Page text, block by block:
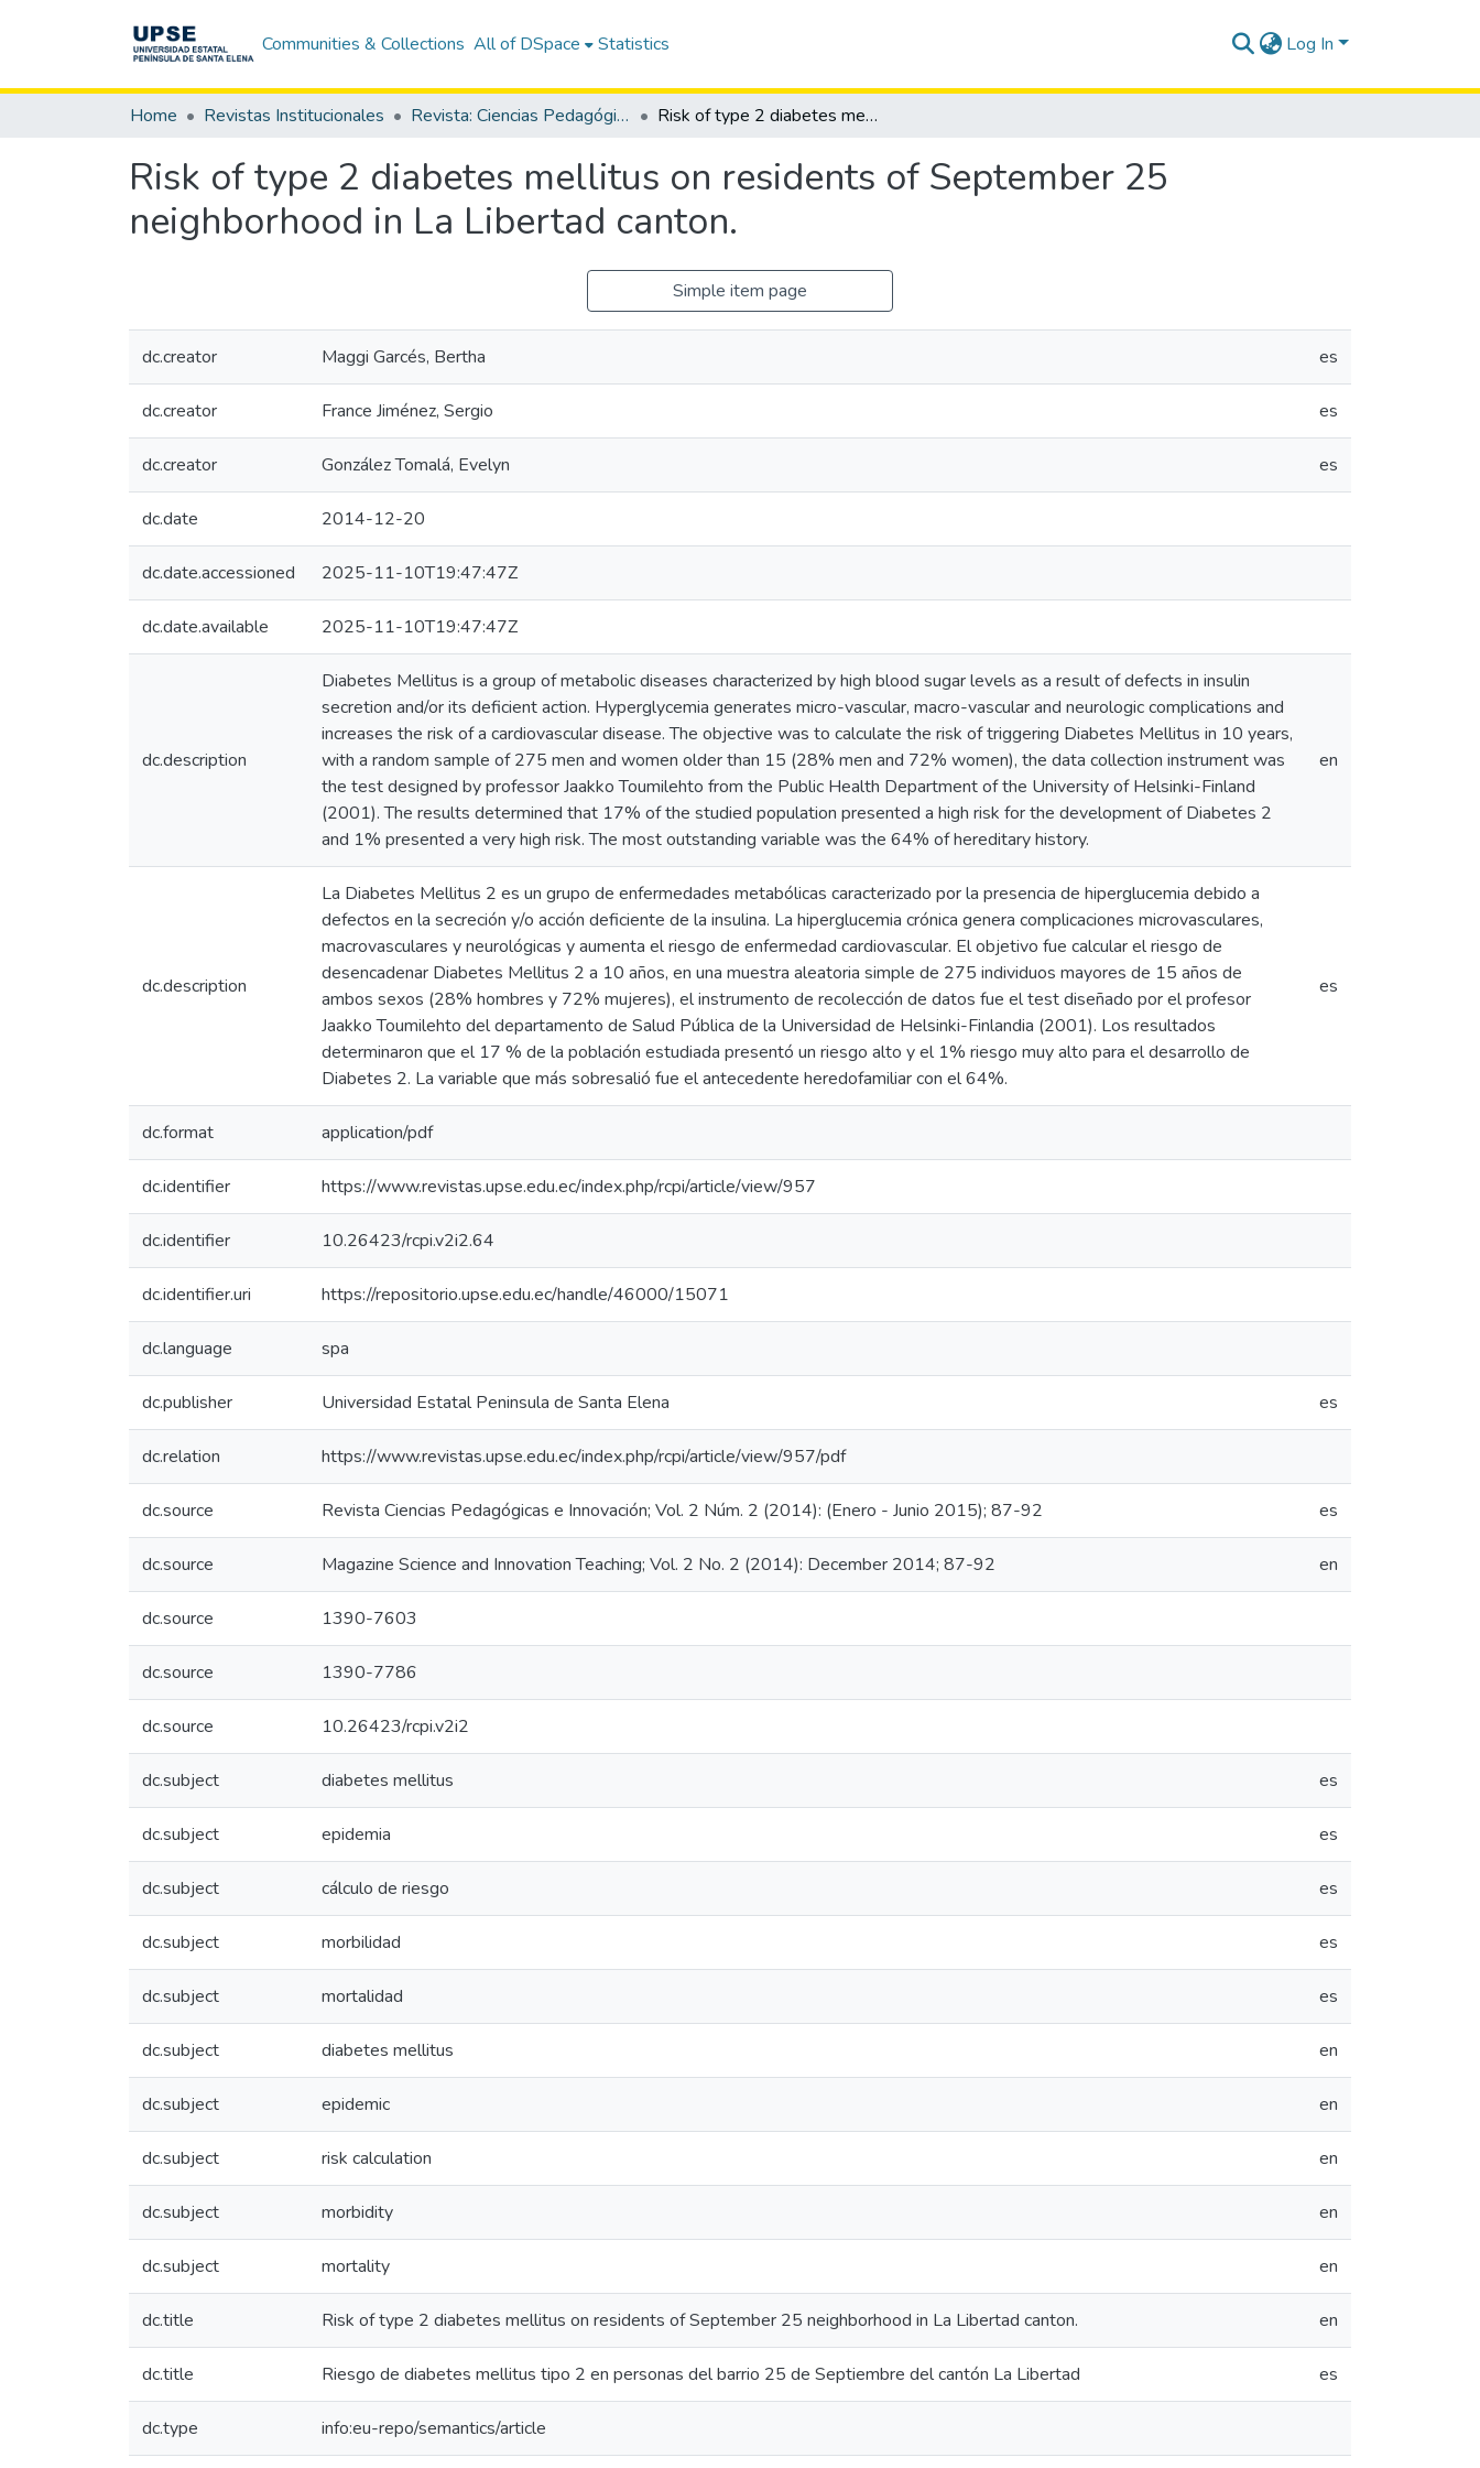
Communities & Collections All of DSpace Statistics Log In
Home Revistas Institucionales Revista: Ciencias Pedagógicas e Innovación - CPI / OAI-PMH Risk of type 2 diabetes mellitus on residents of September 25 neighborhood in La Libertad canton.
Risk of type 2 diabetes mellitus on residents of September 25
neighborhood in La Libertad canton.
Simple item page
dc.creator Maggi Garcés, Bertha es
dc.creator France Jiménez, Sergio es
dc.creator González Tomalá, Evelyn es
dc.date 2014-12-20
dc.date.accessioned 2025-11-10T19:47:47Z
dc.date.available 2025-11-10T19:47:47Z
dc.description
Diabetes Mellitus is a group of metabolic diseases characterized by high blood sugar levels as a result of defects in insulin
secretion and/or its deficient action. Hyperglycemia generates micro-vascular, macro-vascular and neurologic complications and
increases the risk of a cardiovascular disease. The objective was to calculate the risk of triggering Diabetes Mellitus in 10 years,
with a random sample of 275 men and women older than 15 (28% men and 72% women), the data collection instrument was
the test designed by professor Jaakko Toumilehto from the Public Health Department of the University of Helsinki-Finland
(2001). The results determined that 17% of the studied population presented a high risk for the development of Diabetes 2
and 1% presented a very high risk. The most outstanding variable was the 64% of hereditary history.
en
dc.description
La Diabetes Mellitus 2 es un grupo de enfermedades metabólicas caracterizado por la presencia de hiperglucemia debido a
defectos en la secreción y/o acción deficiente de la insulina. La hiperglucemia crónica genera complicaciones microvasculares,
macrovasculares y neurológicas y aumenta el riesgo de enfermedad cardiovascular. El objetivo fue calcular el riesgo de
desencadenar Diabetes Mellitus 2 a 10 años, en una muestra aleatoria simple de 275 individuos mayores de 15 años de
ambos sexos (28% hombres y 72% mujeres), el instrumento de recolección de datos fue el test diseñado por el profesor
Jaakko Toumilehto del departamento de Salud Pública de la Universidad de Helsinki-Finlandia (2001). Los resultados
determinaron que el 17 % de la población estudiada presentó un riesgo alto y el 1% riesgo muy alto para el desarrollo de
Diabetes 2. La variable que más sobresalió fue el antecedente heredofamiliar con el 64%.
es
dc.format application/pdf
dc.identifier https://www.revistas.upse.edu.ec/index.php/rcpi/article/view/957
dc.identifier 10.26423/rcpi.v2i2.64
dc.identifier.uri https://repositorio.upse.edu.ec/handle/46000/15071
dc.language spa
dc.publisher Universidad Estatal Peninsula de Santa Elena es
dc.relation https://www.revistas.upse.edu.ec/index.php/rcpi/article/view/957/pdf
dc.source Revista Ciencias Pedagógicas e Innovación; Vol. 2 Núm. 2 (2014): (Enero - Junio 2015); 87-92 es
dc.source Magazine Science and Innovation Teaching; Vol. 2 No. 2 (2014): December 2014; 87-92 en
dc.source 1390-7603
dc.source 1390-7786
dc.source 10.26423/rcpi.v2i2
dc.subject diabetes mellitus es
dc.subject epidemia es
dc.subject cálculo de riesgo es
dc.subject morbilidad es
dc.subject mortalidad es
dc.subject diabetes mellitus en
dc.subject epidemic en
dc.subject risk calculation en
dc.subject morbidity en
dc.subject mortality en
dc.title Risk of type 2 diabetes mellitus on residents of September 25 neighborhood in La Libertad canton. en
dc.title Riesgo de diabetes mellitus tipo 2 en personas del barrio 25 de Septiembre del cantón La Libertad es
dc.type info:eu-repo/semantics/article